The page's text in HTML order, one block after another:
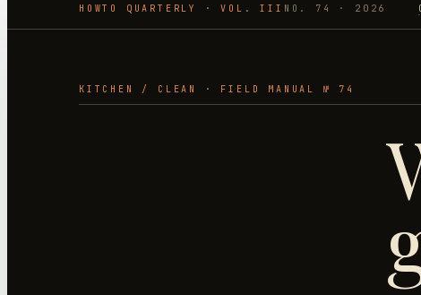
HOWTO QUARTERLY · VOL. III NO. 74 · 2026
KITCHEN / CLEAN · FIELD MANUAL № 74